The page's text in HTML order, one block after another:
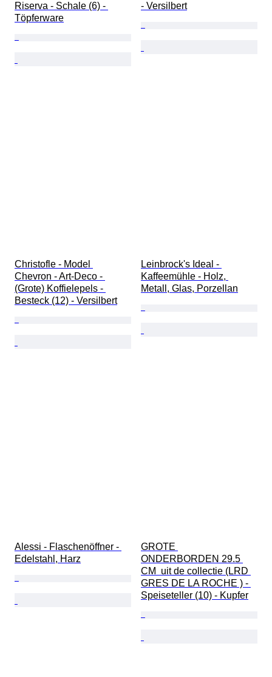
Riserva - Schale (6) -
Töpferware
- Versilbert
Christofle - Model
Chevron - Art-Deco -
(Grote) Koffielepels -
Besteck (12) - Versilbert
Leinbrock's Ideal -
Kaffeemühle - Holz,
Metall, Glas, Porzellan
Alessi - Flaschenöffner -
Edelstahl, Harz
GROTE
ONDERBORDEN 29.5
CM  uit de collectie (LRD
GRES DE LA ROCHE ) -
Speiseteller (10) - Kupfer